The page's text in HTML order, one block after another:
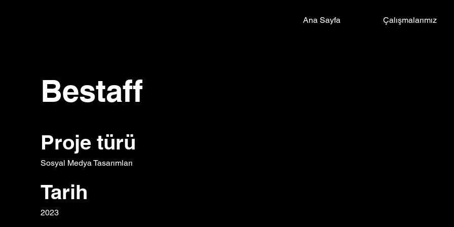
Ana Sayfa Çalışmalarımız
Bestaff
Proje türü
Sosyal Medya Tasarımları
Tarih
2023